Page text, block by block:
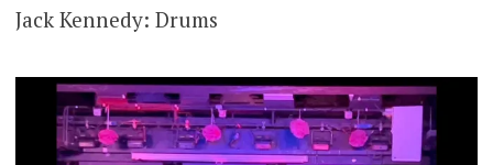
Jack Kennedy: Drums